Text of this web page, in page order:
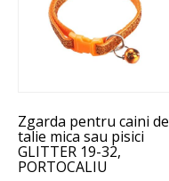
Zgarda pentru caini de
talie mica sau pisici
GLITTER 19-32,
PORTOCALIU